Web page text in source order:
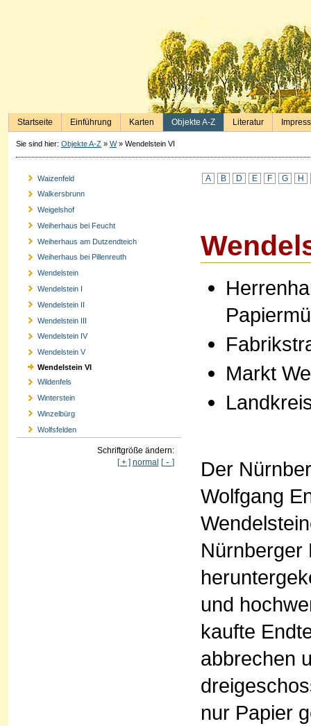
Startseite Einführung Karten Objekte A-Z Literatur
Sie sind hier: Objekte A-Z» W» Wendelstein VI
Waizenfeld
Walkersbrunn
Weigelshof
Weiherhaus bei Feucht
Weiherhaus am Dutzendteich
Weiherhaus bei Pillenreuth
Wendelstein
Wendelstein I
Wendelstein II
Wendelstein III
Wendelstein IV
Wendelstein V
Wendelstein VI
Wildenfels
Winterstein
Winzelbürg
Wolfsfelden
Schriftgröße ändern:
[ + ] normal [- ]
A B D E F G H
Markt
Der
Wolfgang
Nürnberger
und
kaufte
abbrechen
nur Papier